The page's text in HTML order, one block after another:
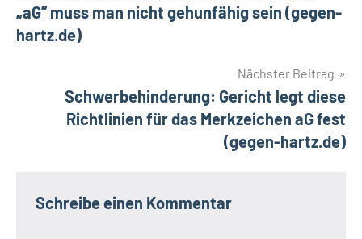
„aG” muss man nicht gehunfähig sein (gegen-
hartz.de)
Nächster Beitrag
Schwerbehinderung: Gericht legt diese
Richtlinien für das Merkzeichen aG fest
(gegen-hartz.de)
Schreibe einen Kommentar